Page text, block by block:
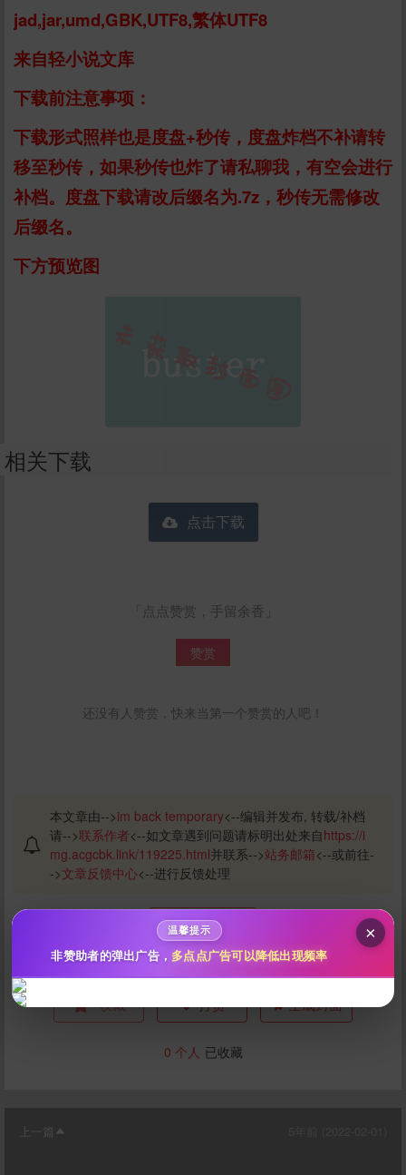
10分 50分 100分
200分 500分 自定义
jad,jar,umd,GBK,UTF8,繁体UTF8
来自轻小说文库
下载前注意事项：
下载形式照样也是度盘+秒传，度盘炸档不补请转
移至秒传，如果秒传也炸了请私聊我，有空会进行
补档。度盘下载请改后缀名为.7z，秒传无需修改
后缀名。
下方预览图
相关下载
点击下载
「点点赞赏，手留余香」
赞赏
还没有人赞赏，快来当第一个赞赏的人吧！
本文章由-->im back temporary<--编辑并发布, 转载/补档
请-->联系作者<--如文章遇到问题请标明出处来自https://i
mg.acgcbk.link/119225.html并联系-->站务邮箱<--或前往-
->文章反馈中心<--进行反馈处理
点赞
投币
收藏 打赏
秒传文本链接
点击全选
生成封面
0 个人 已收藏
上一篇
×
温馨提示
非赞助者的弹出广告， 多点点广告可以降低出现频率